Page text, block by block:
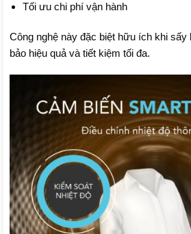
Tối ưu chi phí vận hành
Công nghệ này đặc biệt hữu ích khi
bảo hiệu quả và tiết kiệm tối đa.